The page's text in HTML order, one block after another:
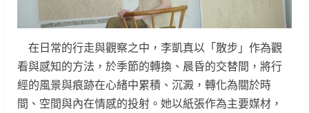
在日常的行走與觀察之中，李凱真以「散步」作為觀
看與感知的方法，於季節的轉換、晨昏的交替間，將行
經的風景與痕跡在心緒中累積、沉澱，轉化為關於時
間、空間與內在情感的投射。她以紙張作為主要媒材，